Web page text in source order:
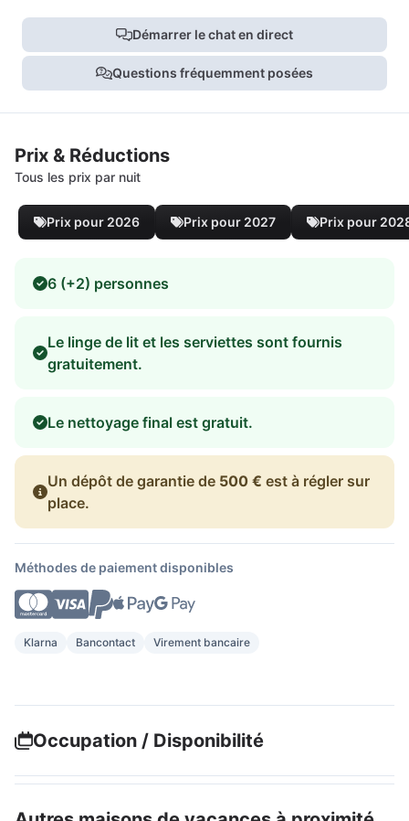
Démarrer le chat en direct
Questions fréquemment posées
Prix & Réductions
Tous les prix par nuit
Prix pour 2026 Prix pour 2027 Prix pour
6 (+2) personnes
Le linge de lit et les serviettes sont fournis
gratuitement.
Le nettoyage final est gratuit.
Un dépôt de garantie de 500 € est à régler sur
place.
Méthodes de paiement disponibles
Klarna Bancontact Virement bancaire
Occupation / Disponibilité